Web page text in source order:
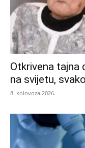
Otkrivena tajna
na svijetu,
8. kolovoza 2026.